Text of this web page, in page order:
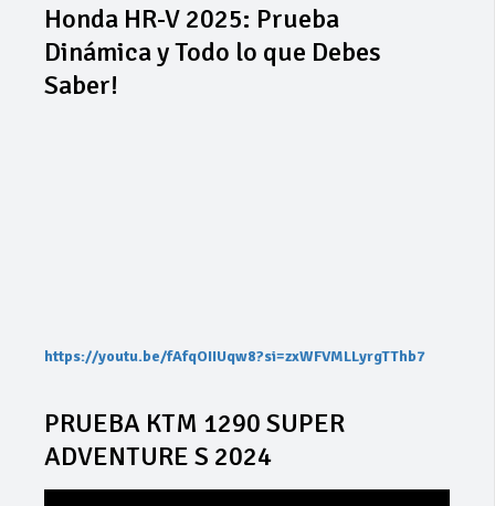
Honda HR-V 2025: Prueba
Dinámica y Todo lo que Debes
Saber!
https://youtu.be/fAfqOIIUqw8?si=zxWFVMLLyrgTThb7
PRUEBA KTM 1290 SUPER
ADVENTURE S 2024